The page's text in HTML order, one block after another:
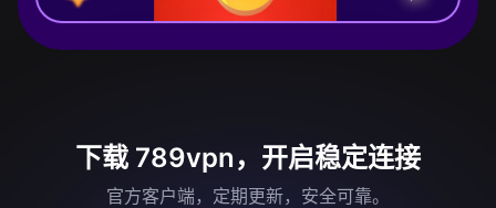
下载 789vpn，开启稳定连接
官方客户端，定期更新，安全可靠。